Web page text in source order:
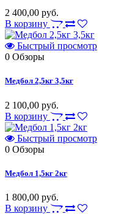
2 400,00 руб.
В корзину
Быстрый просмотр
0 Обзоры
Медбол 2,5кг 3,5кг
2 100,00 руб.
В корзину
Быстрый просмотр
0 Обзоры
Медбол 1,5кг 2кг
1 800,00 руб.
В корзину